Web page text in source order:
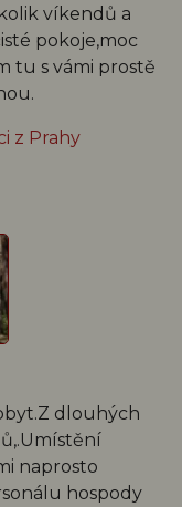
víkendů a
pokoje,moc
tu s vámi prostě
z Prahy
dlouhých
naprosto
hospody